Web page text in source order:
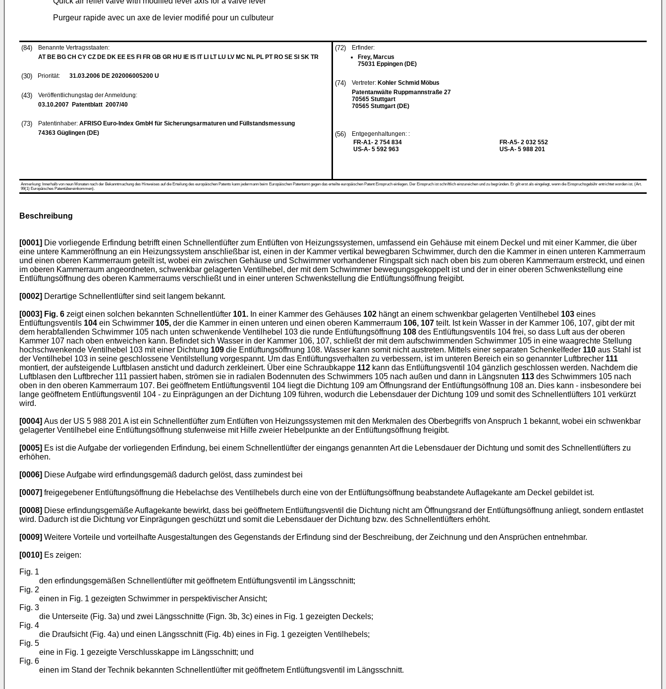
Purgeur rapide avec un axe de levier modifié pour un culbuteur
(84)
Benannte Vertragsstaaten:
AT BE BG CH CY CZ DE DK EE ES FI FR GB GR HU IE IS IT LI LT LU LV MC NL PL PT RO SE SI SK TR
(30) Priorität: 31.03.2006 DE 202006005200 U
(43)
Veröffentlichungstag der Anmeldung:
03.10.2007 Patentblatt 2007/40
(73) Patentinhaber: AFRISO Euro-Index GmbH für Sicherungsarmaturen und Füllstandsmessung
74363 Güglingen (DE)
(72)
Erfinder:
Frey, Marcus
75031 Eppingen (DE)
(74) Vertreter: Kohler Schmid Möbus
Patentanwälte Ruppmannstraße 27
70565 Stuttgart
70565 Stuttgart (DE)
(56)
Entgegenhaltungen: :
FR-A1- 2 754 834
US-A- 5 592 963
FR-A5- 2 032 552
US-A- 5 988 201
Anmerkung: Innerhalb von neun Monaten nach der Bekanntmachung des Hinweises auf die Erteilung des europäischen Patents kann jedermann beim Europäischen Patentamt gegen das erteilte europäischen Patent Einspruch einlegen. Der Einspruch ist schriftlich einzureichen und zu begründen. Er gilt erst als eingelegt, wenn die Einspruchsgebühr entrichtet worden ist. (Art.
99(1) Europäisches Patentübereinkommen).
Beschreibung
[0001] Die vorliegende Erfindung betrifft einen Schnellentlüfter zum Entlüften von Heizungssystemen, umfassend ein Gehäuse mit einem Deckel und mit einer Kammer, die über
eine untere Kammeröffnung an ein Heizungssystem anschließbar ist, einen in der Kammer vertikal bewegbaren Schwimmer, durch den die Kammer in einen unteren Kammerraum
und einen oberen Kammerraum geteilt ist, wobei ein zwischen Gehäuse und Schwimmer vorhandener Ringspalt sich nach oben bis zum oberen Kammerraum erstreckt, und einen
im oberen Kammerraum angeordneten, schwenkbar gelagerten Ventilhebel, der mit dem Schwimmer bewegungsgekoppelt ist und der in einer oberen Schwenkstellung eine
Entlüftungsöffnung des oberen Kammerraums verschließt und in einer unteren Schwenkstellung die Entlüftungsöffnung freigibt.
[0002] Derartige Schnellentlüfter sind seit langem bekannt.
[0003] Fig. 6 zeigt einen solchen bekannten Schnellentlüfter 101. In einer Kammer des Gehäuses 102 hängt an einem schwenkbar gelagerten Ventilhebel 103 eines
Entlüftungsventils 104 ein Schwimmer 105, der die Kammer in einen unteren und einen oberen Kammerraum 106, 107 teilt. Ist kein Wasser in der Kammer 106, 107, gibt der mit
dem herabfallenden Schwimmer 105 nach unten schwenkende Ventilhebel 103 die runde Entlüftungsöffnung 108 des Entlüftungsventils 104 frei, so dass Luft aus der oberen
Kammer 107 nach oben entweichen kann. Befindet sich Wasser in der Kammer 106, 107, schließt der mit dem aufschwimmenden Schwimmer 105 in eine waagrechte Stellung
hochschwenkende Ventilhebel 103 mit einer Dichtung 109 die Entlüftungsöffnung 108. Wasser kann somit nicht austreten. Mittels einer separaten Schenkelfeder 110 aus Stahl ist
der Ventilhebel 103 in seine geschlossene Ventilstellung vorgespannt. Um das Entlüftungsverhalten zu verbessern, ist im unteren Bereich ein so genannter Luftbrecher 111
montiert, der aufsteigende Luftblasen ansticht und dadurch zerkleinert. Über eine Schraubkappe 112 kann das Entlüftungsventil 104 gänzlich geschlossen werden. Nachdem die
Luftblasen den Luftbrecher 111 passiert haben, strömen sie in radialen Bodennuten des Schwimmers 105 nach außen und dann in Längsnuten 113 des Schwimmers 105 nach
oben in den oberen Kammerraum 107. Bei geöffnetem Entlüftungsventil 104 liegt die Dichtung 109 am Öffnungsrand der Entlüftungsöffnung 108 an. Dies kann - insbesondere bei
lange geöffnetem Entlüftungsventil 104 - zu Einprägungen an der Dichtung 109 führen, wodurch die Lebensdauer der Dichtung 109 und somit des Schnellentlüfters 101 verkürzt
wird.
[0004] Aus der US 5 988 201 Aist ein Schnellentlüfter zum Entlüften von Heizungssystemen mit den Merkmalen des Oberbegriffs von Anspruch 1 bekannt, wobei ein schwenkbar
gelagerter Ventilhebel eine Entlüftungsöffnung stufenweise mit Hilfe zweier Hebelpunkte an der Entlüftungsöffnung freigibt.
[0005] Es ist die Aufgabe der vorliegenden Erfindung, bei einem Schnellentlüfter der eingangs genannten Art die Lebensdauer der Dichtung und somit des Schnellentlüfters zu
erhöhen.
[0006] Diese Aufgabe wird erfindungsgemäß dadurch gelöst, dass zumindest bei
[0007] freigegebener Entlüftungsöffnung die Hebelachse des Ventilhebels durch eine von der Entlüftungsöffnung beabstandete Auflagekante am Deckel gebildet ist.
[0008] Diese erfindungsgemäße Auflagekante bewirkt, dass bei geöffnetem Entlüftungsventil die Dichtung nicht am Öffnungsrand der Entlüftungsöffnung anliegt, sondern entlastet
wird. Dadurch ist die Dichtung vor Einprägungen geschützt und somit die Lebensdauer der Dichtung bzw. des Schnellentlüfters erhöht.
[0009] Weitere Vorteile und vorteilhafte Ausgestaltungen des Gegenstands der Erfindung sind der Beschreibung, der Zeichnung und den Ansprüchen entnehmbar.
[0010] Es zeigen:
Fig. 1
den erfindungsgemäßen Schnellentlüfter mit geöffnetem Entlüftungsventil im Längsschnitt;
Fig. 2
einen in Fig. 1 gezeigten Schwimmer in perspektivischer Ansicht;
Fig. 3
die Unterseite (Fig. 3a) und zwei Längsschnitte (Fign. 3b, 3c) eines in Fig. 1 gezeigten Deckels;
Fig. 4
die Draufsicht (Fig. 4a) und einen Längsschnitt (Fig. 4b) eines in Fig. 1 gezeigten Ventilhebels;
Fig. 5
eine in Fig. 1 gezeigte Verschlusskappe im Längsschnitt; und
Fig. 6
einen im Stand der Technik bekannten Schnellentlüfter mit geöffnetem Entlüftungsventil im Längsschnitt.